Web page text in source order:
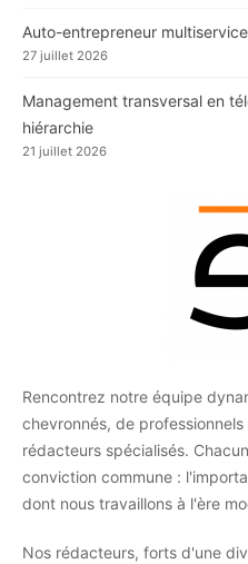
Auto-entrepreneur
27 juillet 2026
Management transversal en
hiérarchie
21 juillet 2026
Rencontrez notre équipe
chevronnés, de
rédacteurs spécialisés.
conviction commune :
dont nous travaillons à l'ère
Nos rédacteurs, forts d'une